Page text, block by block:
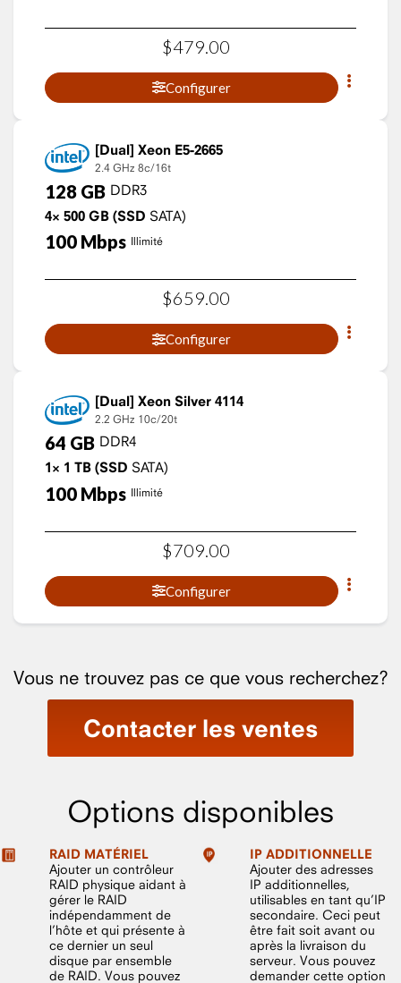
$479 00
Configurer
Xeon E5-2665
2.4 GHz 8c/16t
128 GB DDR3
4× 500 GB (SSD SATA)
100 Mbps Illimité
$659.00
Configurer
Xeon Silver 4114
2.2 GHz 10c/20t
64 GB DDR4
1× 1 TB (SSD SATA)
100 Mbps Illimité
$709 00
Configurer
Vous ne trouvez pas ce que vous recherchez?
Contacter les ventes
Options disponibles
RAID MATÉRIEL
Ajouter un contrôleur
RAID physique aidant à
gérer le RAID
indépendamment de
l’hôte et qui présente à
ce dernier un seul
disque par ensemble
de RAID. Vous pouvez
IP ADDITIONNELLE
Ajouter des adresses
IP additionnelles,
utilisables en tant qu’IP
secondaire. Ceci peut
être fait soit avant ou
après la livraison du
serveur. Vous pouvez
demander cette option